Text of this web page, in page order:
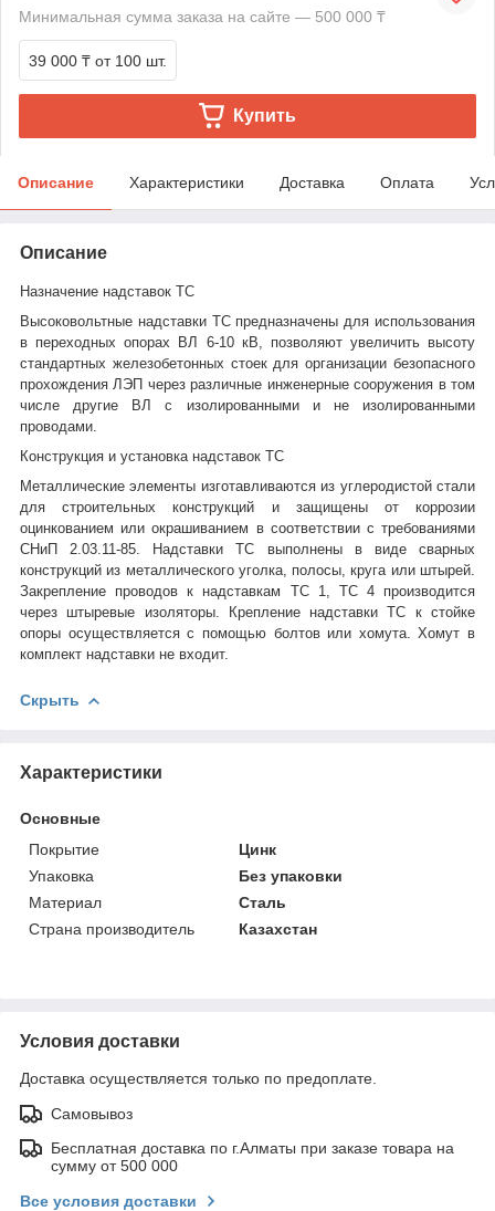
Минимальная сумма заказа на сайте — 500 000 ₸
39 000 ₸ от 100 шт.
Купить
Описание Характеристики Доставка Оплата
Описание
Назначение надставок ТС
Высоковольтные надставки ТС предназначены для использования
в переходных опорах ВЛ 6-10 кВ, позволяют увеличить высоту
стандартных железобетонных стоек для организации безопасного
прохождения ЛЭП через различные инженерные сооружения в том
числе другие ВЛ с изолированными и не изолированными
проводами.
Конструкция и установка надставок ТС
Металлические элементы изготавливаются из углеродистой стали
для строительных конструкций и защищены от коррозии
оцинкованием или окрашиванием в соответствии с требованиями
СНиП 2.03.11-85. Надставки ТС выполнены в виде сварных
конструкций из металлического уголка, полосы, круга или штырей.
Закрепление проводов к надставкам ТС 1, ТС 4 производится
через штыревые изоляторы. Крепление надставки ТС к стойке
опоры осуществляется с помощью болтов или хомута. Хомут в
комплект надставки не входит.
Скрыть
Характеристики
Основные
Покрытие
Цинк
Упаковка
Без упаковки
Материал
Сталь
Страна производитель
Казахстан
Условия доставки
Доставка осуществляется только по предоплате.
Самовывоз
Бесплатная доставка по г.Алматы при заказе товара на
сумму от 500 000
Все условия доставки